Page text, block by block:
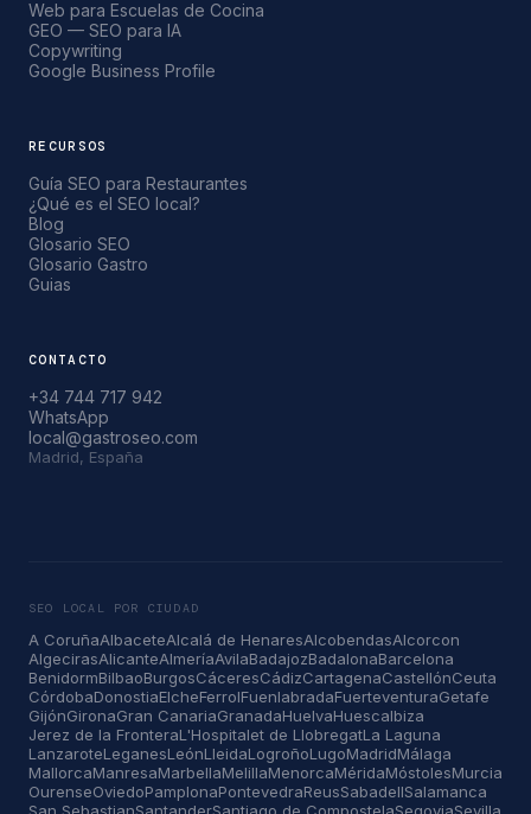
Web para Escuelas de Cocina
GEO — SEO para IA
Copywriting
Google Business Profile
RECURSOS
Guía SEO para Restaurantes
¿Qué es el SEO local?
Blog
Glosario SEO
Glosario Gastro
Guias
CONTACTO
+34 744 717 942
WhatsApp
local@gastroseo.com
Madrid, España
SEO LOCAL POR CIUDAD
A CoruñaAlbaceteAlcalá de HenaresAlcobendasAlcorcon
AlgecirasAlicanteAlmeríaAvilaBadajozBadalonaBarcelona
BenidormBilbaoBurgosCáceresCádizCartagenaCastellónCeuta
CórdobaDonostiaElcheFerrolFuenlabradaFuerteventuraGetafe
GijónGironaGran CanariaGranadaHuelvaHuescaIbiza
Jerez de la FronteraL'Hospitalet de LlobregatLa Laguna
LanzaroteLeganesLeónLleidaLogroñoLugoMadridMálaga
MallorcaManresaMarbellaMelillaMenorcaMéridaMóstolesMurcia
OurenseOviedoPamplonaPontevedraReusSabadellSalamanca